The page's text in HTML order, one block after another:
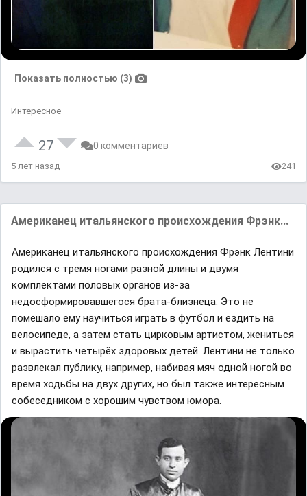
Показать полностью (3)
Интересное
27 0 комментариев
5 лет назад 241
Американец итальянского происхождения Фрэнк...
Американец итальянского происхождения Фрэнк Лентини
родился с тремя ногами разной длины и двумя
комплектами половых органов из-за
недосформировавшегося брата-близнеца. Это не
помешало ему научиться играть в футбол и ездить на
велосипеде, а затем стать цирковым артистом, жениться
и вырастить четырёх здоровых детей. Лентини не только
развлекал публику, например, набивая мяч одной ногой во
время ходьбы на двух других, но был также интересным
собеседником с хорошим чувством юмора.